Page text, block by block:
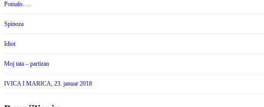
Pomalo….
Spinoza
Idiot
Moj tata – partizan
IVICA I MARICA, 23. januar 2018